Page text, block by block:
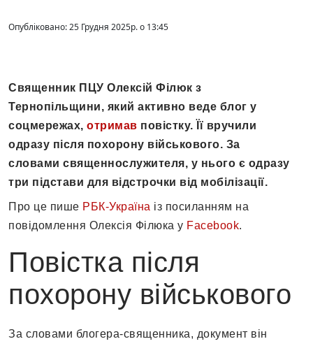
Опубліковано: 25 Грудня 2025р. о 13:45
Священник ПЦУ Олексій Філюк з
Тернопільщини, який активно веде блог у
соцмережах, отримав повістку. Її вручили
одразу після похорону військового. За
словами священнослужителя, у нього є одразу
три підстави для відстрочки від мобілізації.
Про це пише РБК-Україна із посиланням на
повідомлення Олексія Філюка у Facebook.
Повістка після
похорону військового
За словами блогера-священника, документ він